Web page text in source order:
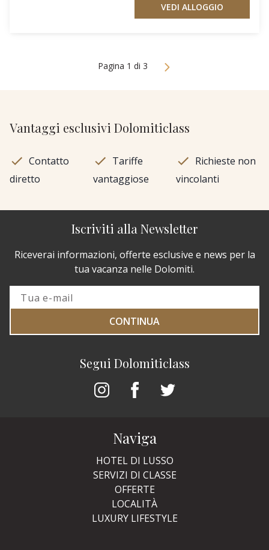
VEDI ALLOGGIO
Pagina 1 di 3
Vantaggi esclusivi Dolomiticlass
Contatto
diretto
Tariffe
vantaggiose
Richieste non
vincolanti
Segui Dolomiticlass
Iscriviti alla Newsletter
Riceverai informazioni, offerte esclusive e news per la
tua vacanza nelle Dolomiti.
CONTINUA
Naviga
HOTEL DI LUSSO
SERVIZI DI CLASSE
OFFERTE
LOCALITÀ
LUXURY LIFESTYLE